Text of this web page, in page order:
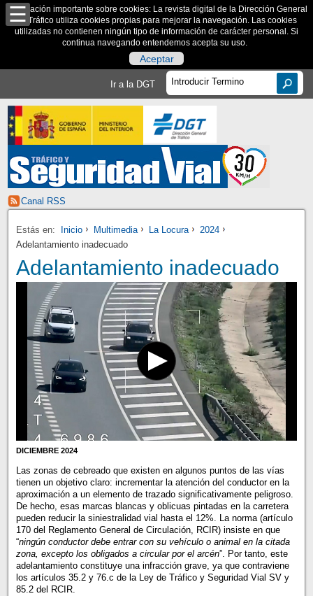
Información importante sobre cookies: La revista digital de la Dirección General
de Tráfico utiliza cookies propias para mejorar la navegación. Las cookies
utilizadas no contienen ningún tipo de información de carácter personal. Si
continua navegando entendemos acepta su uso.
Aceptar
Ir a la DGT
Canal RSS
Estás en: Inicio Multimedia La Locura
2024
Adelantamiento inadecuado
Adelantamiento inadecuado
DICIEMBRE 2024
Las zonas de cebreado que existen en algunos puntos de las vías
tienen un objetivo claro: incrementar la atención del conductor en la
aproximación a un elemento de trazado significativamente peligroso.
De hecho, esas marcas blancas y oblicuas pintadas en la carretera
pueden reducir la siniestralidad vial hasta el 12%. La norma (artículo
170 del Reglamento General de Circulación, RCIR) insiste en que
“ningún conductor debe entrar con su vehículo o animal en la citada
zona, excepto los obligados a circular por el arcén”. Por tanto, este
adelantamiento constituye una infracción grave, ya que contraviene
los artículos 35.2 y 76.c de la Ley de Tráfico y Seguridad Vial SV y
85.2 del RCIR.